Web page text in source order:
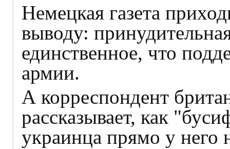
Немецкая газета
выводу:
единственное, что
армии.
А корреспондент
рассказывает, как
украинца прямо у него